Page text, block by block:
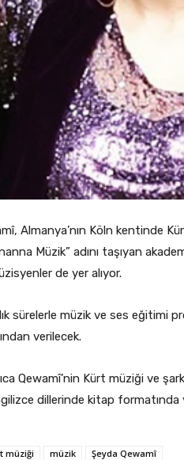
Almanya’nın Köln kentinde
Müzik” adını taşıyan
de yer alıyor.
sürelerle müzik ve ses eğitimi
verilecek.
Qewamî’nin Kürt müziği ve
dillerinde kitap formatında
müziği müzik Şeyda Qewamî